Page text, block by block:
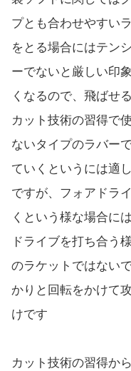
プとも合わせやすい
をとる場合にはテン
ーでないと厳しい印
くなるので、飛ばせ
カット技術の習得で
ないタイプのラバー
ていくというには適
ですが、フォアドラ
くという様な場合に
ドライブを打ち合う
のラケットではない
かりと回転をかけて
けです
カット技術の習得か